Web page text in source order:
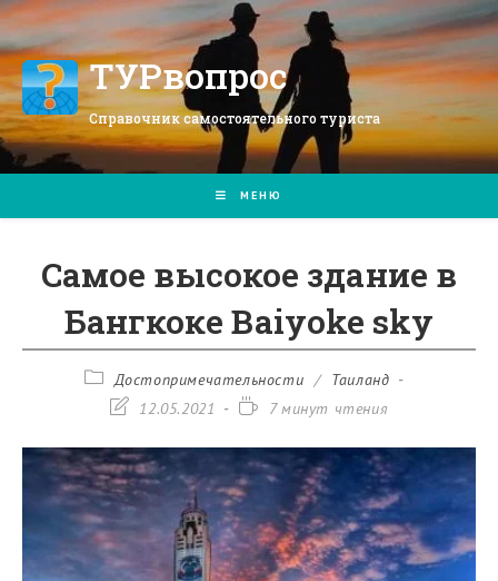
Перейти
к
содержимомуТУРвопрос
Справочник самостоятельного туриста
МЕНЮ
Самое высокое здание в
Бангкоке Baiyoke sky
Рубрика
записи:
Достопримечательности / Таиланд
Запись12.05.2021
Время7 минут чтения